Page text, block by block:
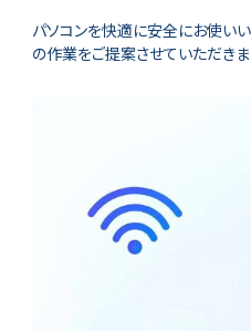
パソコンを快適に安全にお使い
の作業をご提案させていただきま